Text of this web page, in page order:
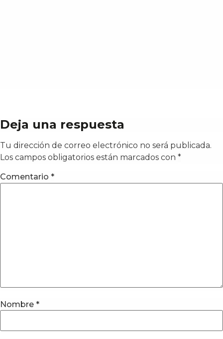
Deja una respuesta
Tu dirección de correo electrónico no será publicada.
Los campos obligatorios están marcados con *
Comentario *
Nombre *